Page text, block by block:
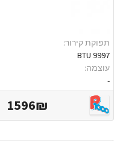
תפוקת קירור:
9997 BTU
עוצמה:
-
1596₪